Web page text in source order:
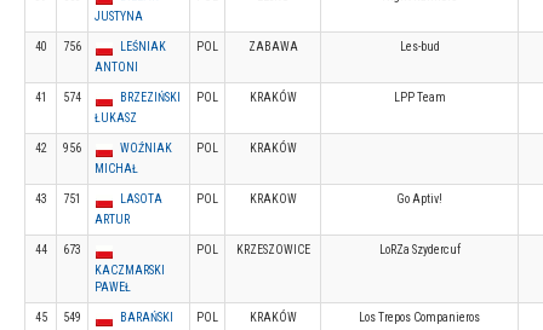
JUSTYNA
40 756
LEŚNIAK
ANTONI
POL ZABAWA Les-bud
41 574
BRZEZIŃSKI
ŁUKASZ
POL KRAKÓW LPP Team
42 956
WOŹNIAK
MICHAŁ
POL KRAKÓW
43 751
LASOTA
ARTUR
POL KRAKOW Go Aptiv!
44
673
KACZMARSKI
PAWEŁ
POL KRZESZOWICE LoRZa Szydercuf
45 549
BARAŃSKI
POL KRAKÓW Los Trepos Companieros